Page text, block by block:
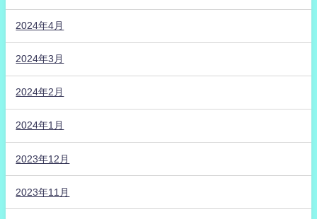
2024年4月
2024年3月
2024年2月
2024年1月
2023年12月
2023年11月